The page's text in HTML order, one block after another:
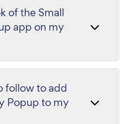
of the Small
app on my
follow to add
Popup to my